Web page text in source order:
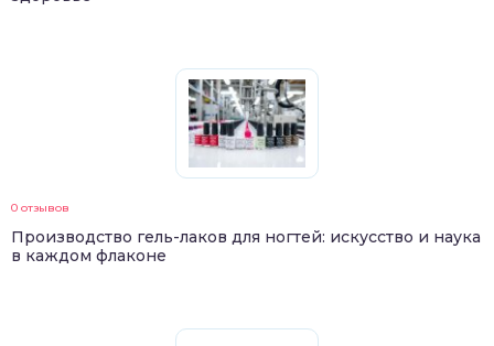
0 отзывов
Производство гель-лаков для ногтей: искусство и наука
в каждом флаконе